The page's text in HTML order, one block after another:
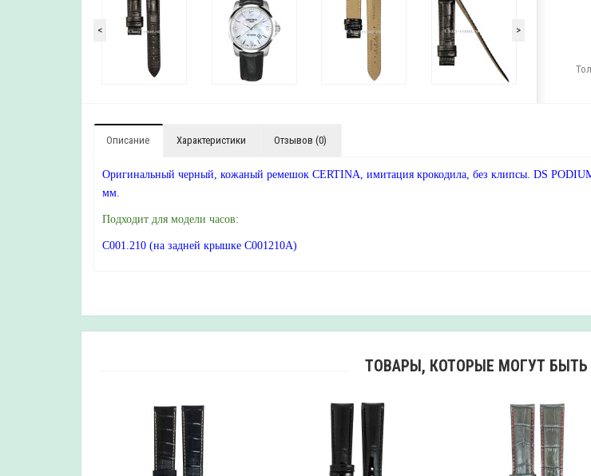
< >
Описание Характеристики Отзывов (0)
Оригинальный черный, кожаный ремешок CERTINA, имитация крокодила, без клипсы. DS
мм.
Подходит для модели часов:
C001.210 (на задней крышке C001210A)
ТОВАРЫ, КОТОРЫЕ МОГУТ